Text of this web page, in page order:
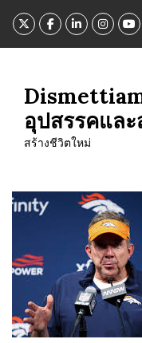
Skip
content
อุปสรรคแล
สร้างชีวิตใหม่